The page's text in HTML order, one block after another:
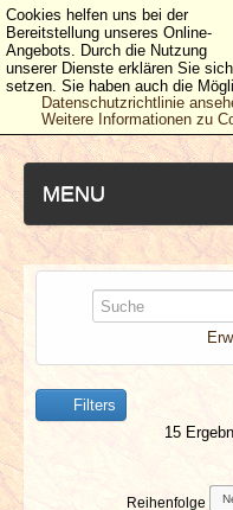
MENU
NEUESTE ARTIKEL
NEWS & DATES
BERICHTE
Filters
15
Reihenfolge
Cookies helfen uns bei der
Bereitstellung unseres Online-
Angebots. Durch die Nutzung
unserer Dienste erklären Sie
setzen. Sie haben auch die
Datenschutzrichtlinie
Weitere Informationen zu